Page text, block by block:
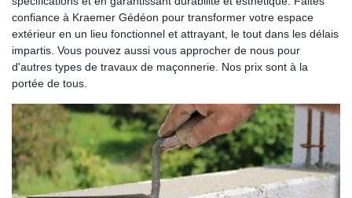
confiance à Kraemer Gédéon pour transformer votre espace
extérieur en un lieu fonctionnel et attrayant, le tout dans les délais
impartis. Vous pouvez aussi vous approcher de nous pour
d'autres types de travaux de maçonnerie. Nos prix sont à la
portée de tous.